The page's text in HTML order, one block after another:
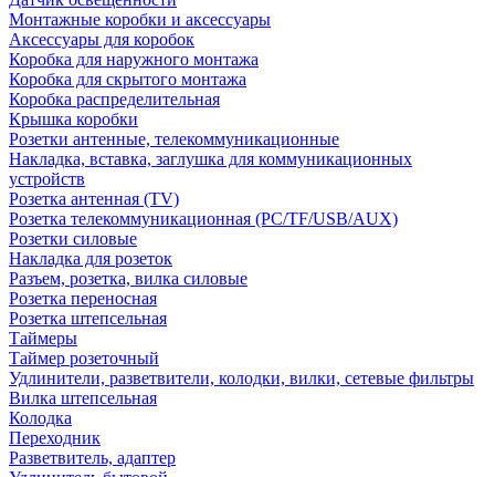
Монтажные коробки и аксессуары
Аксессуары для коробок
Коробка для наружного монтажа
Коробка для скрытого монтажа
Коробка распределительная
Крышка коробки
Розетки антенные, телекоммуникационные
Накладка, вставка, заглушка для коммуникационных
устройств
Розетка антенная (TV)
Розетка телекоммуникационная (PC/TF/USB/AUX)
Розетки силовые
Накладка для розеток
Разъем, розетка, вилка силовые
Розетка переносная
Розетка штепсельная
Таймеры
Таймер розеточный
Удлинители, разветвители, колодки, вилки, сетевые фильтры
Вилка штепсельная
Колодка
Переходник
Разветвитель, адаптер